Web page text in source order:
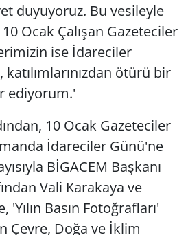
duyuyoruz. Bu vesileyle
Ocak Çalışan Gazeteciler
ise İdareciler
ötürü bir
ediyorum.'
10 Ocak Gazeteciler
İdareciler Günü'ne
BİGACEM Başkanı
Vali Karakaya ve
Basın Fotoğrafları'
Çevre, Doğa ve İklim